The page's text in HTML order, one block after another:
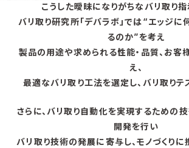
こうした曖昧になりがちなバリ取り
バリ取り研究所「デバラボ」では“エッジに
るのか”を考え
製品の用途や求められる性能・品質、お客
え、
最適なバリ取り工法を選定し、バリ取りテ
さらに、バリ取り自動化を実現するための
開発を行い
バリ取り技術の発展に寄与し、モノづくり